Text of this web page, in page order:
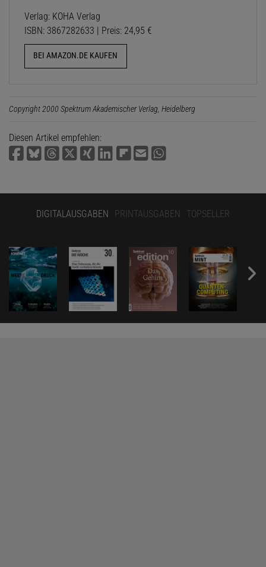
Verlag: KOHA Verlag
ISBN: 3867282633 | Preis: 24,95 €
BEI AMAZON.DE KAUFEN
Copyright 2000 Spektrum Akademischer Verlag, Heidelberg
Diesen Artikel empfehlen:
DIGITALAUSGABEN PRINTAUSGABEN TOPSELLER